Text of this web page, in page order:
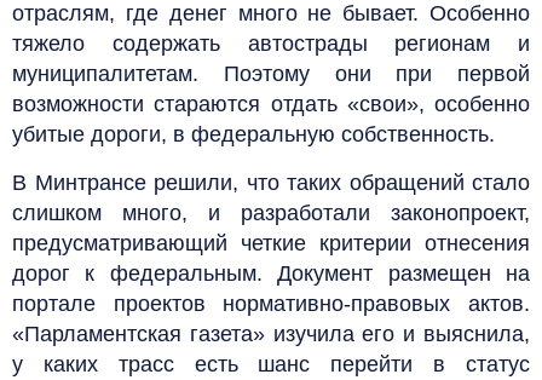
отраслям, где денег много не бывает. Особенно
тяжело содержать автострады регионам и
муниципалитетам. Поэтому они при первой
возможности стараются отдать «свои», особенно
убитые дороги, в федеральную собственность.
В Минтрансе решили, что таких обращений стало
слишком много, и разработали законопроект,
предусматривающий четкие критерии отнесения
дорог к федеральным. Документ размещен на
портале проектов нормативно-правовых актов.
«Парламентская газета» изучила его и выяснила,
у каких трасс есть шанс перейти в статус